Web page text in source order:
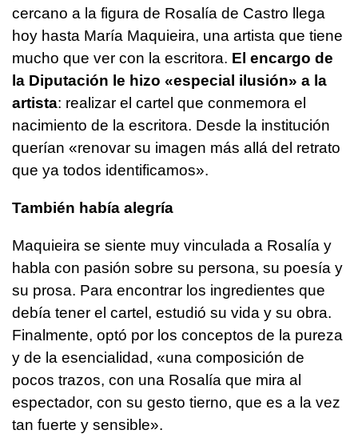
cercano a la figura de Rosalía de Castro llega
hoy hasta María Maquieira, una artista que tiene
mucho que ver con la escritora. El encargo de
la Diputación le hizo «especial ilusión» a la
artista: realizar el cartel que conmemora el
nacimiento de la escritora. Desde la institución
querían «renovar su imagen más allá del retrato
que ya todos identificamos».
También había alegría
Maquieira se siente muy vinculada a Rosalía y
habla con pasión sobre su persona, su poesía y
su prosa. Para encontrar los ingredientes que
debía tener el cartel, estudió su vida y su obra.
Finalmente, optó por los conceptos de la pureza
y de la esencialidad, «una composición de
pocos trazos, con una Rosalía que mira al
espectador, con su gesto tierno, que es a la vez
tan fuerte y sensible».